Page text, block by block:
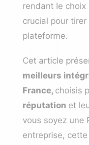
rendant le choix
crucial pour
plateforme.
Cet article
meilleurs
France, choisis
réputation et
vous soyez une
entreprise,